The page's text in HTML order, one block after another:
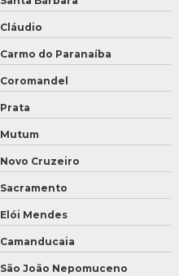
Cláudio
Carmo do Paranaíba
Coromandel
Prata
Mutum
Novo Cruzeiro
Sacramento
Elói Mendes
Camanducaia
São João Nepomuceno